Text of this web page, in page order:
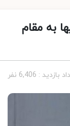
به مقام
بازدید : 6,406 نفر